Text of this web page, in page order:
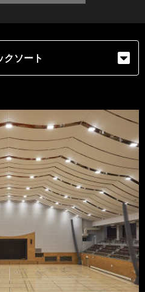
クソート